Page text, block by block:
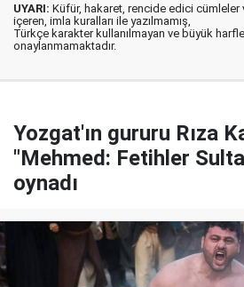
UYARI: Küfür, hakaret, rencide edici cümleler
içeren, imla kuralları ile yazılmamış,
Türkçe karakter kullanılmayan ve büyük
onaylanmamaktadır.
Yozgat'ın gururu Rıza
"Mehmed: Fetihler
oynadı